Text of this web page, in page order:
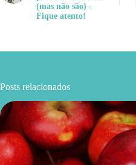
(mas não são) -
Fique atento!
Posts relacionados